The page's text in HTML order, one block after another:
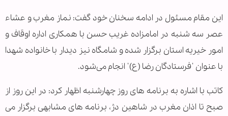
اين مقام مسئول در ادامه سخنان خود گفت: نماز مغرب و عشاء
عصر سه شنبه در امامزاده غریب حسن با همکاری اداره اوقاف و
امور خیریه استان برگزار شده و شامگاه نیز دیدار با خانواده شهدا
با عنوان ˈفرستادگان رضا (ع)ˈ انجام می‌شود.
کاتب با اشاره به برنامه های روز چهارشنبه اظهار کرد: در این روز از
صبح تا اذان مغرب در شاهین دژ، برنامه های مشابهی برگزار می